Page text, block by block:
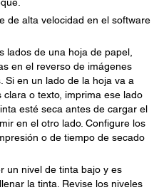
de alta velocidad en el software
lados de una hoja de papel,
en el reverso de imágenes
Si en un lado de la hoja va a
o texto, imprima ese lado
esté seca antes de cargar el
en el otro lado. Configure los
o de tiempo de secado
un nivel de tinta bajo y es
la tinta. Revise los niveles